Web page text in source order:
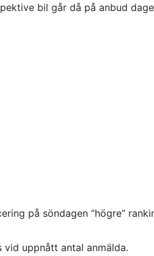
bil går då på anbud
på söndagen “högre”
uppnått antal anmälda.